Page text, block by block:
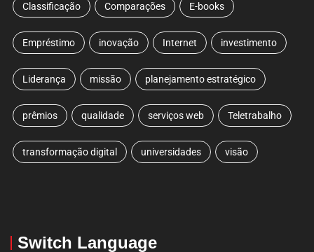
Classificação Comparações E-books
Empréstimo inovação Internet investimento
Liderança missão planejamento estratégico
prêmios qualidade serviços web Teletrabalho
transformação digital universidades visão
Switch Language